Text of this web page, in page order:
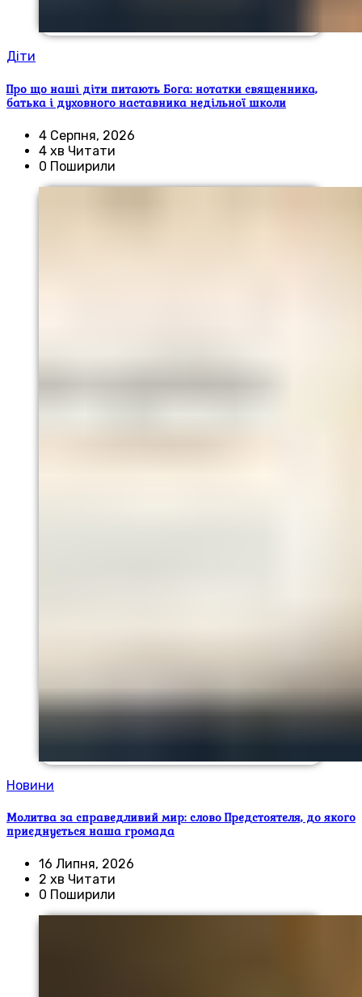
Діти
Про що наші діти питають Бога: нотатки священника,
батька і духовного наставника недільної школи
4 Серпня, 2026
4 хв Читати
0 Поширили
Новини
Молитва за справедливий мир: слово Предстоятеля, до якого
приєднується наша громада
16 Липня, 2026
2 хв Читати
0 Поширили